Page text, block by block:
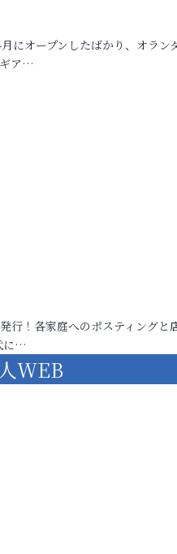
にオープンしたばかり、オラン
ア…
行！各家庭へのポスティングと
に…
WEB